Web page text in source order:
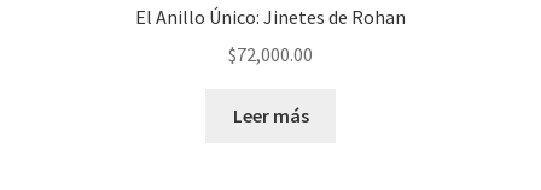
El Anillo Único: Jinetes de Rohan
$72,000.00
Leer más